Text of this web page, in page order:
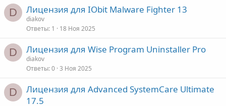
D Лицензия для IObit Malware Fighter 13
diakov
Ответы 1 18 Ноя 2025
D Лицензия для Wise Program Uninstaller Pro
diakov
Ответы 0 3 Ноя 2025
D
Лицензия для Advanced SystemCare Ultimate
17.5